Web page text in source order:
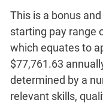
This is a bonus
starting pay range
which equates to
$77,761.63
determined by a
relevant skills,